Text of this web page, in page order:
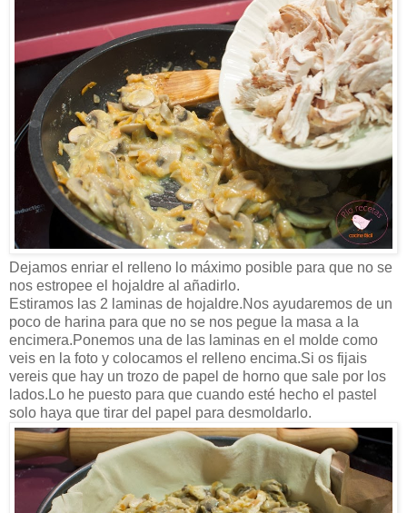
Dejamos enriar el relleno lo máximo posible para que no se
nos estropee el hojaldre al añadirlo.
Estiramos las 2 laminas de hojaldre.Nos ayudaremos de un
poco de harina para que no se nos pegue la masa a la
encimera.Ponemos una de las laminas en el molde como
veis en la foto y colocamos el relleno encima.Si os fijais
vereis que hay un trozo de papel de horno que sale por los
lados.Lo he puesto para que cuando esté hecho el pastel
solo haya que tirar del papel para desmoldarlo.